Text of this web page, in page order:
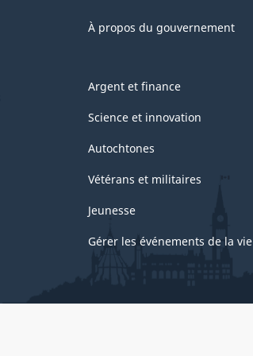
À propos du gouvernement
Argent et finance
Science et innovation
Autochtones
Vétérans et militaires
Jeunesse
Gérer les événements de la vie